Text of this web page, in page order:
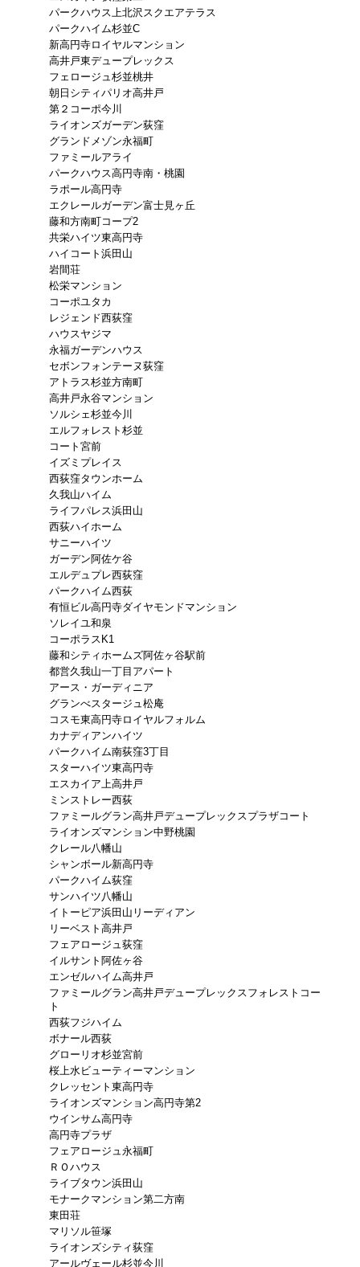
パークハウス上北沢スクエアテラス
パークハイム杉並C
新高円寺ロイヤルマンション
高井戸東デュープレックス
フェロージュ杉並桃井
朝日シティパリオ高井戸
第２コーポ今川
ライオンズガーデン荻窪
グランドメゾン永福町
ファミールアライ
パークハウス高円寺南・桃園
ラポール高円寺
エクレールガーデン富士見ヶ丘
藤和方南町コープ2
共栄ハイツ東高円寺
ハイコート浜田山
岩間荘
松栄マンション
コーポユタカ
レジェンド西荻窪
ハウスヤジマ
永福ガーデンハウス
セボンフォンテーヌ荻窪
アトラス杉並方南町
高井戸永谷マンション
ソルシェ杉並今川
エルフォレスト杉並
コート宮前
イズミプレイス
西荻窪タウンホーム
久我山ハイム
ライフパレス浜田山
西荻ハイホーム
サニーハイツ
ガーデン阿佐ケ谷
エルデュプレ西荻窪
パークハイム西荻
有恒ビル高円寺ダイヤモンドマンション
ソレイユ和泉
コーポラスK1
藤和シティホームズ阿佐ヶ谷駅前
都営久我山一丁目アパート
アース・ガーディニア
グランべスタージュ松庵
コスモ東高円寺ロイヤルフォルム
カナディアンハイツ
パークハイム南荻窪3丁目
スターハイツ東高円寺
エスカイア上高井戸
ミンストレー西荻
ファミールグラン高井戸デュープレックスプラザコート
ライオンズマンション中野桃園
クレール八幡山
シャンボール新高円寺
パークハイム荻窪
サンハイツ八幡山
イトーピア浜田山リーディアン
リーベスト高井戸
フェアロージュ荻窪
イルサント阿佐ヶ谷
エンゼルハイム高井戸
ファミールグラン高井戸デュープレックスフォレストコー
ト
西荻フジハイム
ボナール西荻
グローリオ杉並宮前
桜上水ビューティーマンション
クレッセント東高円寺
ライオンズマンション高円寺第2
ウインサム高円寺
高円寺プラザ
フェアロージュ永福町
ＲＯハウス
ライブタウン浜田山
モナークマンション第二方南
東田荘
マリソル笹塚
ライオンズシティ荻窪
アールヴェール杉並今川